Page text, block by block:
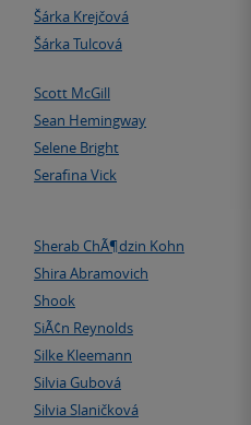
Šárka Krejčová
Šárka Tulcová
Scott McGill
Sean Hemingway
Selene Bright
Serafina Vick
Sherab ChÃ¶dzin Kohn
Shira Abramovich
Shook
SiÃ¢n Reynolds
Silke Kleemann
Silvia Gubová
Silvia Slaničková